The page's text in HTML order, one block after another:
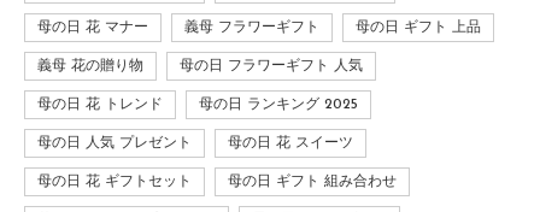
母の日 花 マナー 義母 フラワーギフト 母の日 ギフト 上品
義母 花の贈り物 母の日 フラワーギフト 人気
母の日 花 トレンド 母の日 ランキング 2025
母の日 人気 プレゼント 母の日 花 スイーツ
母の日 花 ギフトセット 母の日 ギフト 組み合わせ